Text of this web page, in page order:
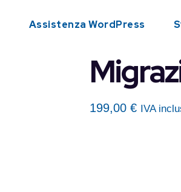
Assistenza WordPress
199,00 € IVA